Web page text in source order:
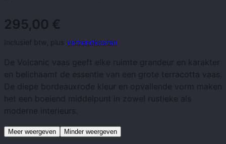
295,00 €
Inclusief btw, plus verzendkosten
De Volcanic vaas geeft elke ruimte grandeur en karakter
en belichaamt de essentie van een grote terracotta vaas.
De diepe bordeauxrode kleur en opvallende vorm maken
het een boeiend middelpunt in zowel rustieke als
moderne interieurs.
Meer weergeven Minder weergeven